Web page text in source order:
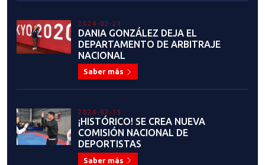
2024-02-21
DANIA GONZÁLEZ DEJA EL
DEPARTAMENTO DE ARBITRAJE
NACIONAL
Saber más
2024-02-15
¡HISTÓRICO! SE CREA NUEVA
COMISIÓN NACIONAL DE
DEPORTISTAS
Saber más